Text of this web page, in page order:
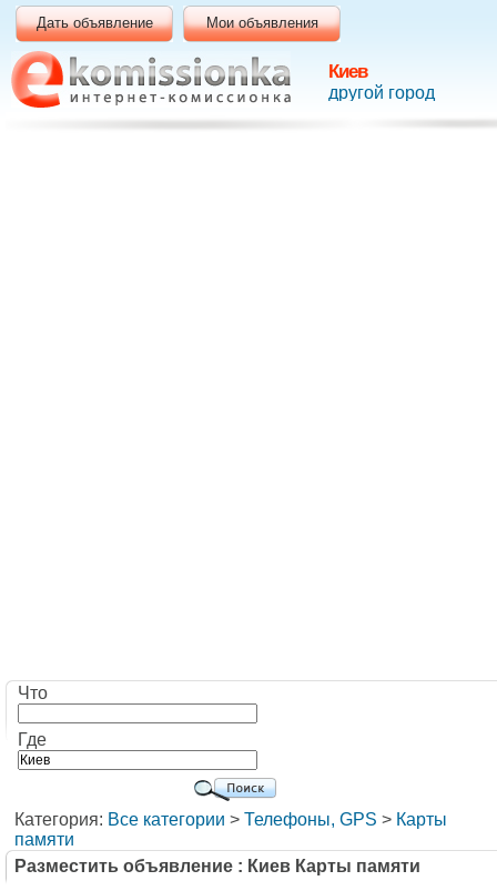
Киев
другой город
Дать объявление Мои объявления
Что
Где
Категория: Все категории > Телефоны, GPS > Карты
памяти
Разместить объявление : Киев Карты памяти